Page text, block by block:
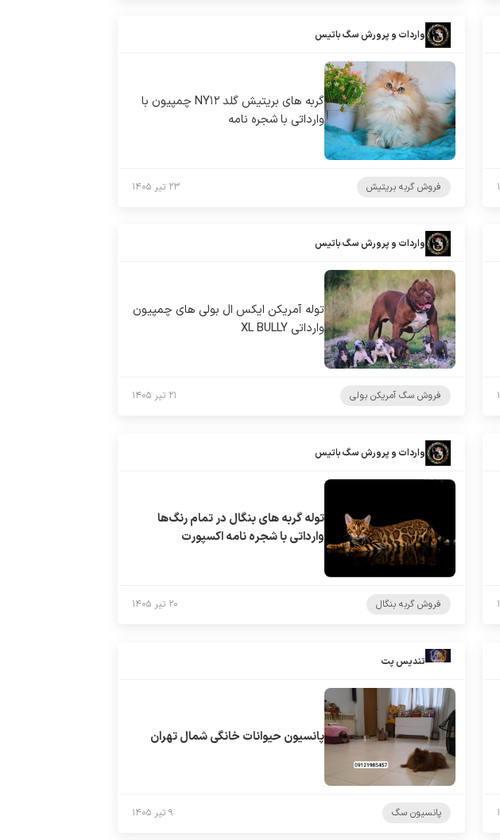
واردات و پرورش سگ باتیس
گربه های بریتیش گلد NY۱۲ چمپیون با
وارداتی با شجره نامه
فروش گربه بریتیش ۲۳ تیر ۱۴۰۵
واردات و پرورش سگ باتیس
توله آمریکن ایکس ال بولی های چمپیون
وارداتی XL BULLY
فروش سگ آمریکن بولی ۲۱ تیر ۱۴۰۵
واردات و پرورش سگ باتیس
توله گربه های بنگال در تمام رنگ‌ها
وارداتی با شجره نامه اکسپورت
فروش گربه بنگال ۲۰ تیر ۱۴۰۵
تندیس پت
پانسیون حیوانات خانگی شمال تهران
پانسیون سگ ۹ تیر ۱۴۰۵